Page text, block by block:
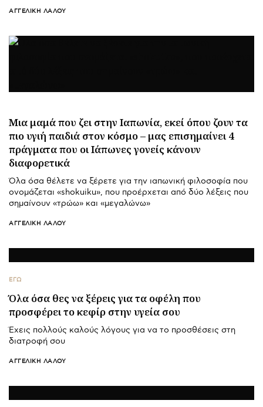
ΑΓΓΕΛΙΚΉ ΛΆΛΟΥ
Μια μαμά που ζει στην Ιαπωνία, εκεί όπου ζουν τα
πιο υγιή παιδιά στον κόσμο – μας επισημαίνει 4
πράγματα που οι Ιάπωνες γονείς κάνουν
διαφορετικά
Όλα όσα θέλετε να ξέρετε για την ιαπωνική φιλοσοφία που
ονομάζεται «shokuiku», που προέρχεται από δύο λέξεις που
σημαίνουν «τρώω» και «μεγαλώνω»
ΑΓΓΕΛΙΚΉ ΛΆΛΟΥ
ΕΓΩ
Όλα όσα θες να ξέρεις για τα οφέλη που
προσφέρει το κεφίρ στην υγεία σου
Έχεις πολλούς καλούς λόγους για να το προσθέσεις στη
διατροφή σου
ΑΓΓΕΛΙΚΉ ΛΆΛΟΥ